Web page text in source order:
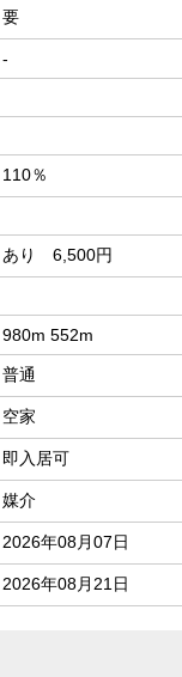
要
-
110％
あり 6,500円
980m 552m
普通
空家
即入居可
媒介
2026年08月07日
2026年08月21日